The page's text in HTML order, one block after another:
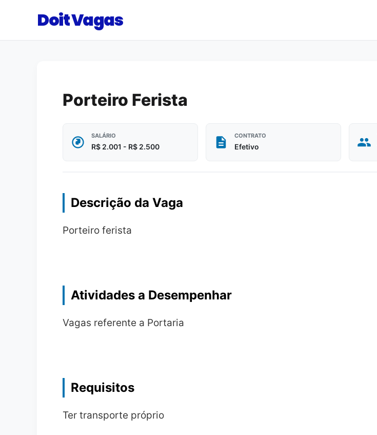
Doit Vagas
Porteiro Ferista
SALÁRIO
R$ 2.001 - R$ 2.500
CONTRATO
Efetivo
Descrição da Vaga
Porteiro ferista
Atividades a Desempenhar
Vagas referente a Portaria
Requisitos
Ter transporte próprio